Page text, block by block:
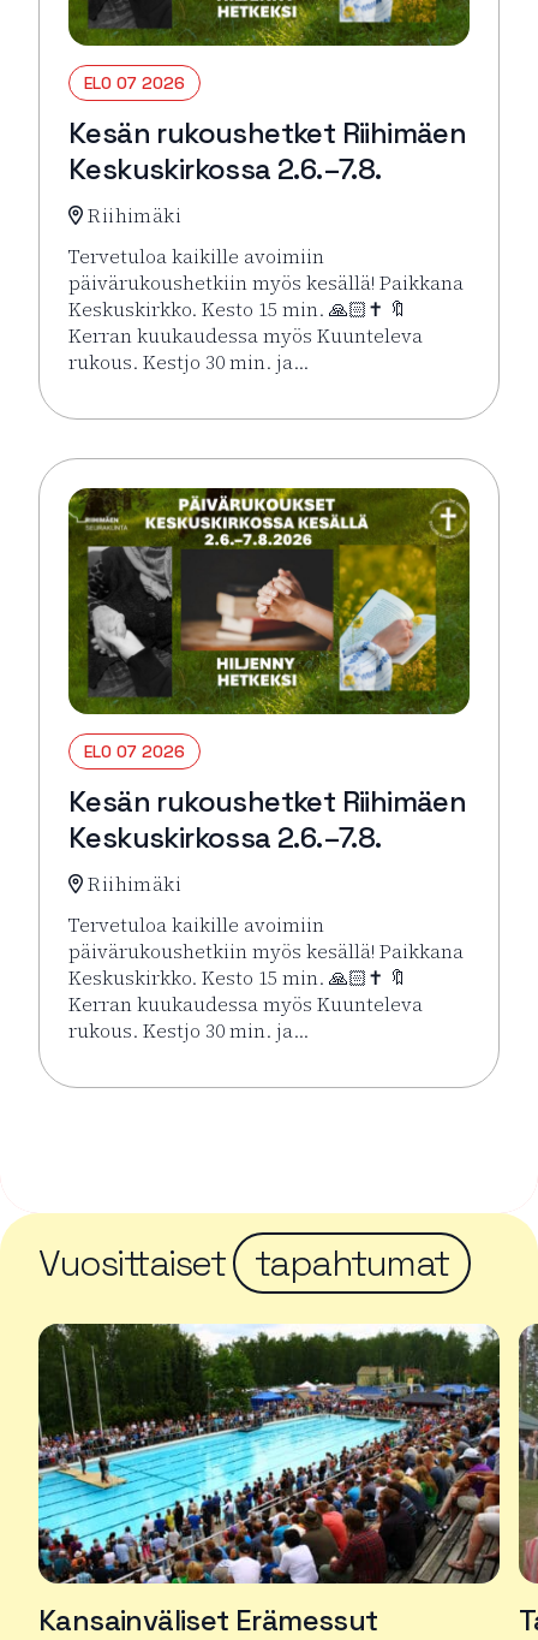
ELO 07 2026
Kesän rukoushetket Riihimäen
Keskuskirkossa 2.6.–7.8.
Riihimäki
Tervetuloa kaikille avoimiin
päivärukoushetkiin myös kesällä! Paikkana
Keskuskirkko. Kesto 15 min. 🙏🏻✝️ 🔖
Kerran kuukaudessa myös Kuunteleva
rukous. Kestjo 30 min. ja…
Lue lisää tapahtumasta Kesän rukoushetket
ELO 07 2026
Kesän rukoushetket Riihimäen
Keskuskirkossa 2.6.–7.8.
Riihimäki
Tervetuloa kaikille avoimiin
päivärukoushetkiin myös kesällä! Paikkana
Keskuskirkko. Kesto 15 min. 🙏🏻✝️ 🔖
Kerran kuukaudessa myös Kuunteleva
rukous. Kestjo 30 min. ja…
Lue lisää tapahtumasta Kesän rukoushetket
Vuosittaiset tapahtumat
Kansainväliset Erämessut